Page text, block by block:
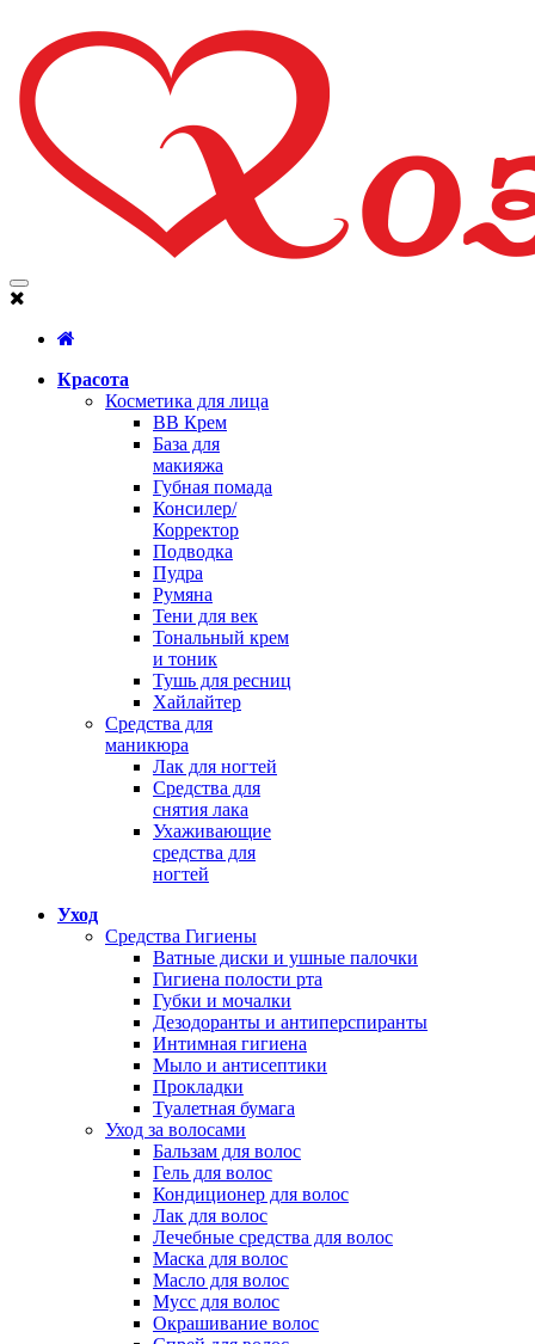
Красота
Косметика для лица
BB Крем
База для
макияжа
Губная помада
Консилер/
Корректор
Подводка
Пудра
Румяна
Тени для век
Тональный крем
и тоник
Тушь для ресниц
Хайлайтер
Средства для
маникюра
Лак для ногтей
Средства для
снятия лака
Ухаживающие
средства для
ногтей
Уход
Средства Гигиены
Ватные диски и ушные палочки
Гигиена полости рта
Губки и мочалки
Дезодоранты и антиперспиранты
Интимная гигиена
Мыло и антисептики
Прокладки
Туалетная бумага
Уход за волосами
Бальзам для волос
Гель для волос
Кондиционер для волос
Лак для волос
Лечебные средства для волос
Маска для волос
Масло для волос
Мусс для волос
Окрашивание волос